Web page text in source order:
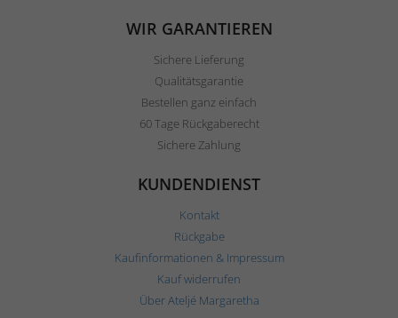
WIR GARANTIEREN
Sichere Lieferung
Qualitätsgarantie
Bestellen ganz einfach
60 Tage Rückgaberecht
Sichere Zahlung
KUNDENDIENST
Kontakt
Rückgabe
Kaufinformationen & Impressum
Kauf widerrufen
Über Ateljé Margaretha